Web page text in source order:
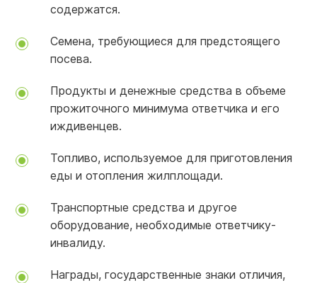
содержатся.
Семена, требующиеся для предстоящего
посева.
Продукты и денежные средства в объеме
прожиточного минимума ответчика и его
иждивенцев.
Топливо, используемое для приготовления
еды и отопления жилплощади.
Транспортные средства и другое
оборудование, необходимые ответчику-
инвалиду.
Награды, государственные знаки отличия,